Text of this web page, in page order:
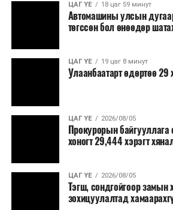
ЦАГ ҮЕ 18 цаг 59 минут
Автомашины улсын
төгссөн бол өнөөдөр
ЦАГ ҮЕ 19 цаг 8 минут
Улаанбаатарт өдөртөө 29
ЦАГ ҮЕ 2026/08/05
Прокурорын байгууллага
хоногт 29,444 хэрэгт
ЦАГ ҮЕ 2026/08/05
Тэгш, сондгойгоор замын
зохицуулалтад